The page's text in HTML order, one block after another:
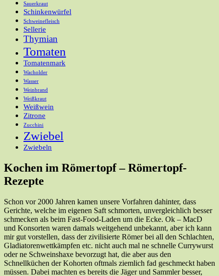
Sauerkraut
Schinkenwürfel
Schweinefleisch
Sellerie
Thymian
Tomaten
Tomatenmark
Wacholder
Wasser
Weinbrand
Weißkraut
Weißwein
Zitrone
Zucchini
Zwiebel
Zwiebeln
Kochen im Römertopf – Römertopf-
Rezepte
Schon vor 2000 Jahren kamen unsere Vorfahren dahinter, dass
Gerichte, welche im eigenen Saft schmorten, unvergleichlich besser
schmecken als beim Fast-Food-Laden um die Ecke. Ok – MacD
und Konsorten waren damals weitgehend unbekannt, aber ich kann
mir gut vorstellen, dass der zivilisierte Römer bei all den Schlachten,
Gladiatorenwettkämpfen etc. nicht auch mal ne schnelle Currywurst
oder ne Schweinshaxe bevorzugt hat, die aber aus den
Schnellküchen der Kohorten oftmals ziemlich fad geschmeckt haben
müssen. Dabei machten es bereits die Jäger und Sammler besser,